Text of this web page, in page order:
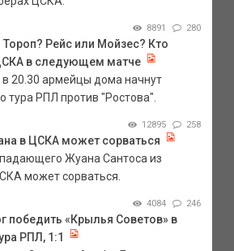
8891 280
Тороп? Рейс или Мойзес? Кто
в следующем матче
в 20.30 армейцы дома начнут
тура РПЛ против "Ростова".
12895 258
в ЦСКА может сорваться
Жуана Сантоса из
может сорваться.
4084 246
победить «Крылья Советов» в
РПЛ, 1:1